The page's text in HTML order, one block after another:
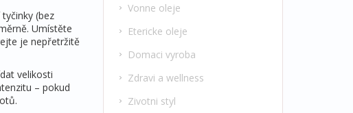
(bez
Umístěte
je nepřetržitě
velikosti
– pokud
Vonne oleje
Etericke oleje
Domaci vyroba
Zdravi a wellness
Zivotni styl